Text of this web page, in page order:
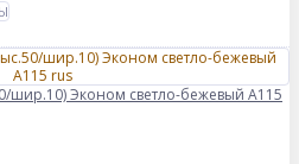
шир.10) Эконом светло-бежевый А115